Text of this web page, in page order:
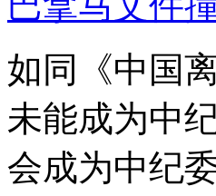
如同《中国
未能成为中
会成为中纪